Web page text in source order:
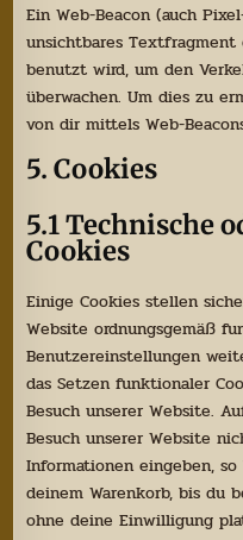
Ein Web-Beacon (auch
unsichtbares
benutzt wird, um den
überwachen. Um dies zu
von dir mittels Web-
5. Cookies
5.1 Technische
Cookies
Einige Cookies stellen
Website ordnungsgemäß
Benutzereinstellungen
das Setzen funktionaler
Besuch unserer Website.
Besuch unserer Website
Informationen eingeben,
deinem Warenkorb, bis du
ohne deine Einwilligung